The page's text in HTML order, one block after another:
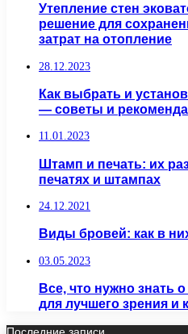
Утепление стен
решение для
затрат на отопление
28.12.2023
Как выбрать и
— советы и
11.01.2023
Штамп и печать: их
печатях и штампах
24.12.2021
Виды бровей: как в
03.05.2023
Все, что нужно знать
для лучшего зрения и
Последние записи